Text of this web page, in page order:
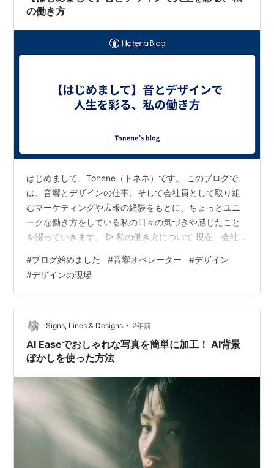
の働き方
はじめまして、Tonene（トネネ）です。 このブログで
は、音響とデザインの仕事、そして会社員として取り組
むマーケティングや広報の経験をもとに、ちょっとユニ
ークな働き方をしている私の日々の気づきや感じたこと
を綴っていきます。 ▷ 私の働き方について 現在、会社員
がら、音響オペレーターとしてフリーランスで活動中で
す。 元々テレビやライブの現場で6年ほど音響の仕事を
していて、結婚を機に働き方を見直し、現在のスタイル
にたどり着きました。 結婚式では、自分で招待状や席次
表などのペーパーアイテムも制作。そこから「デザイ
ン」と「音響」の両方を活かせる可能性…
#ブログ始めました #音響オペレーター #デザイン
#デザインの現場
Signs, Lines & Designs • 2年前
AI Easeでおしゃれな写真を簡単に加工！ AI背景
ぼかしを使った方法